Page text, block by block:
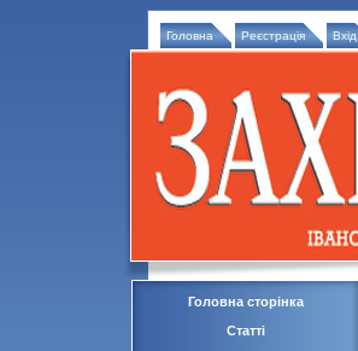
Головна Реєстрація Вхід
Головна сторінка
Статті